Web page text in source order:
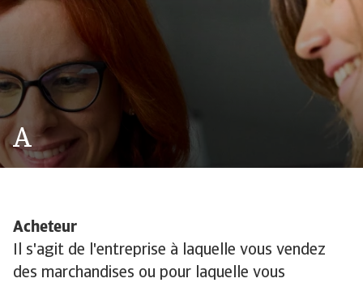
A
Acheteur
Il s'agit de l'entreprise à laquelle vous vendez
des marchandises ou pour laquelle vous